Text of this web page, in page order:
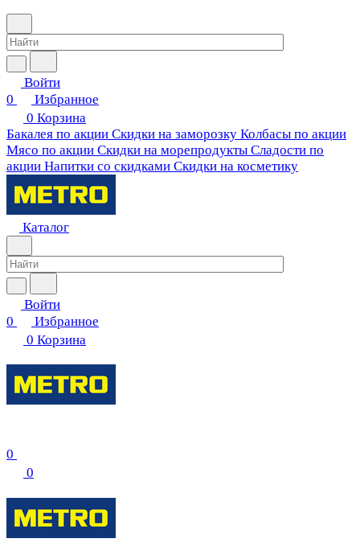
Войти
0
Избранное
0 Корзина
Бакалея по акции Скидки на заморозку Колбасы по акции
Мясо по акции Скидки на морепродукты Сладости по
акции Напитки со скидками Скидки на косметику
Каталог
Войти
0
Избранное
0 Корзина
0
0